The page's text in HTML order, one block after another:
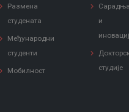
Размена
студената
Међународни
студенти
Мобилност
и
студије